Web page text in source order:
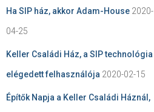
Ha SIP ház, akkor Adam-House 2020-
04-25
Keller Családi Ház, a SIP technológia
elégedett felhasználója 2020-02-15
Építők Napja a Keller Családi Háznál,